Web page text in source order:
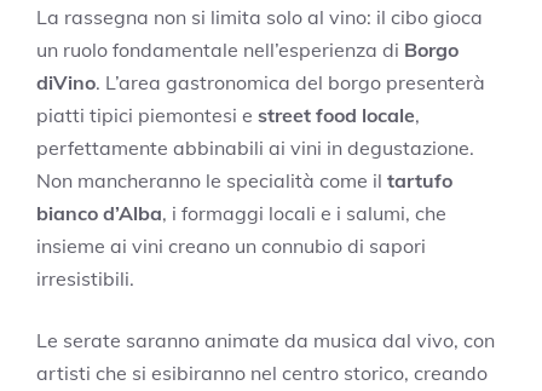
La rassegna non si limita solo al vino: il cibo gioca
un ruolo fondamentale nell’esperienza di Borgo
diVino. L’area gastronomica del borgo presenterà
piatti tipici piemontesi e street food locale,
perfettamente abbinabili ai vini in degustazione.
Non mancheranno le specialità come il tartufo
bianco d’Alba, i formaggi locali e i salumi, che
insieme ai vini creano un connubio di sapori
irresistibili.
Le serate saranno animate da musica dal vivo, con
artisti che si esibiranno nel centro storico, creando